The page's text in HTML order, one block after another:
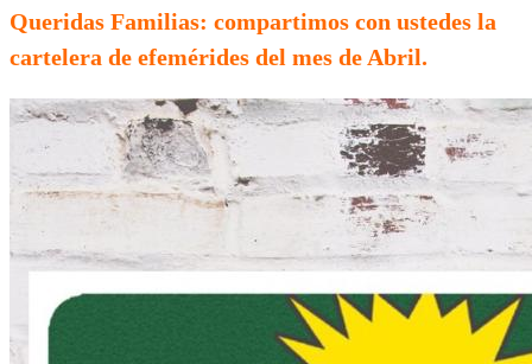
Queridas Familias: compartimos con ustedes la
cartelera de efemérides del mes de Abril.